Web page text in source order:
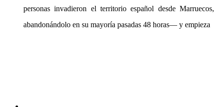
personas invadieron el territorio español desde Marruecos,
abandonándolo en su mayoría pasadas 48 horas— y empieza